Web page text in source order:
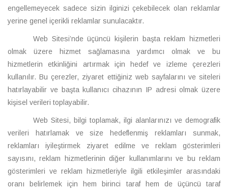
engellemeyecek sadece sizin ilginizi çekebilecek olan reklamlar
yerine genel içerikli reklamlar sunulacaktır.
Web Sitesi’nde üçüncü kişilerin başta reklam hizmetleri
olmak üzere hizmet sağlamasına yardımcı olmak ve bu
hizmetlerin etkinliğini artırmak için hedef ve izleme çerezleri
kullanılır. Bu çerezler, ziyaret ettiğiniz web sayfalarını ve siteleri
hatırlayabilir ve başta kullanıcı cihazının IP adresi olmak üzere
kişisel verileri toplayabilir.
Web Sitesi, bilgi toplamak, ilgi alanlarınızı ve demografik
verileri hatırlamak ve size hedeflenmiş reklamları sunmak,
reklamları iyileştirmek ziyaret edilme ve reklam gösterimleri
sayısını, reklam hizmetlerinin diğer kullanımlarını ve bu reklam
gösterimleri ve reklam hizmetleriyle ilgili etkileşimler arasındaki
oranı belirlemek için hem birinci taraf hem de üçüncü taraf